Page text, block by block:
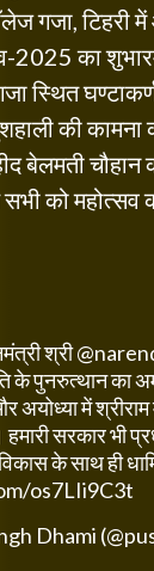
गजा, टिहरी
2025 का
स्थित
की कामना
बेलमती चौहान
सभी को महोत्सव
श्री
के पुनरुत्थान का
अयोध्या में श्रीराम
सरकार भी
के साथ ही
os7LIi9C3t
Dhami